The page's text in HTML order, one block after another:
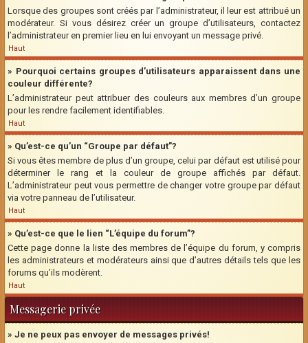
Lorsque des groupes sont créés par l’administrateur, il leur est attribué un
modérateur. Si vous désirez créer un groupe d’utilisateurs, contactez
l’administrateur en premier lieu en lui envoyant un message privé.
Haut
» Pourquoi certains groupes d’utilisateurs apparaissent dans une
couleur différente?
L’administrateur peut attribuer des couleurs aux membres d’un groupe
pour les rendre facilement identifiables.
Haut
» Qu’est-ce qu’un “Groupe par défaut”?
Si vous êtes membre de plus d’un groupe, celui par défaut est utilisé pour
déterminer le rang et la couleur de groupe affichés par défaut.
L’administrateur peut vous permettre de changer votre groupe par défaut
via votre panneau de l’utilisateur.
Haut
» Qu’est-ce que le lien “L’équipe du forum”?
Cette page donne la liste des membres de l’équipe du forum, y compris
les administrateurs et modérateurs ainsi que d’autres détails tels que les
forums qu’ils modèrent.
Haut
Messagerie privée
» Je ne peux pas envoyer de messages privés!